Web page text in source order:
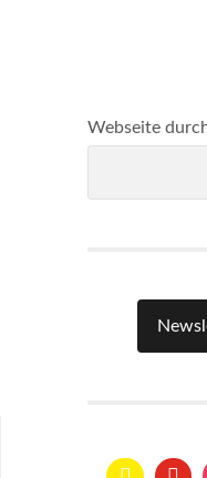
Webseite